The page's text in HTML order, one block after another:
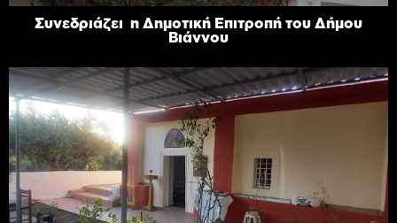
Συνεδριάζει η Δημοτική Επιτροπή του Δήμου
Βιάννου